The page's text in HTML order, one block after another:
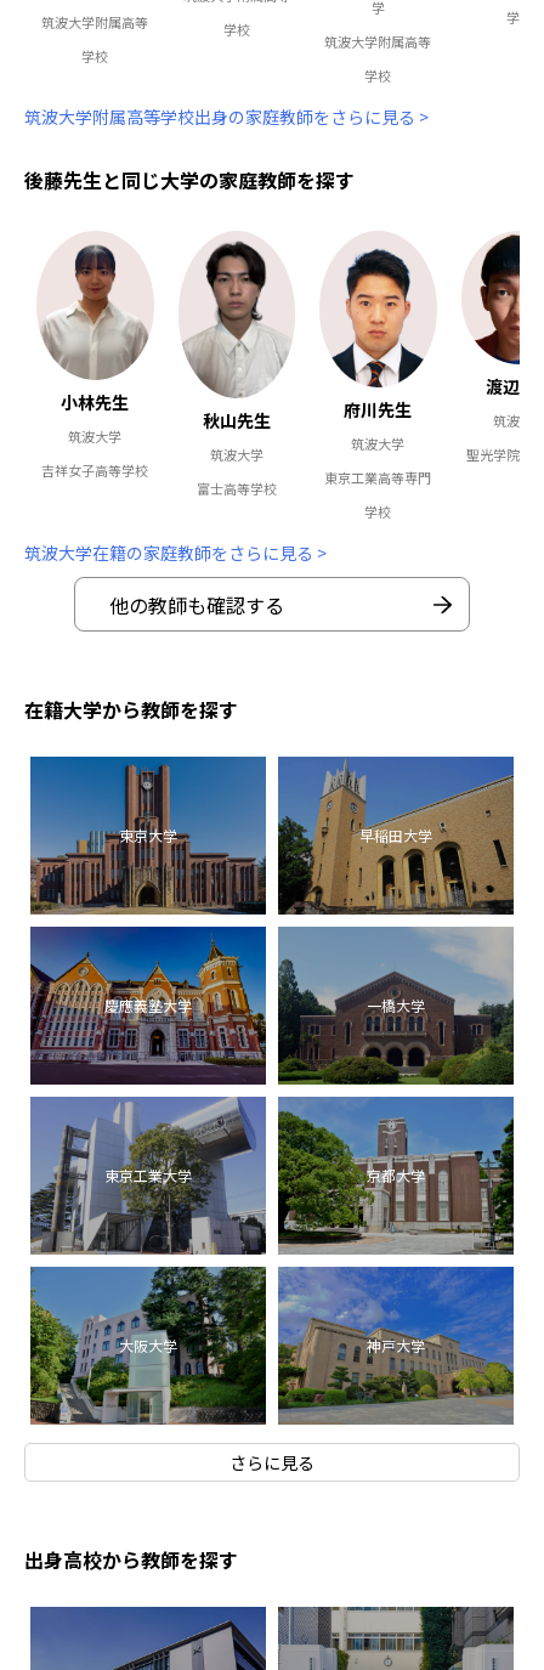
筑波大学附属高等
学校
学校
学
筑波大学附属高等
学校
学校
筑波大学附属高等学校出身の家庭教師をさらに見る >
後藤先生と同じ大学の家庭教師を探す
小林先生
筑波大学
吉祥女子高等学校
秋山先生
筑波大学
富士高等学校
府川先生
筑波大学
東京工業高等専門
学校
渡辺先
筑波大
聖光学院高
筑波大学在籍の家庭教師をさらに見る >
他の教師も確認する
在籍大学から教師を探す
東京大学 早稲田大学
慶應義塾大学 一橋大学
東京工業大学 京都大学
大阪大学 神戸大学
さらに見る
出身高校から教師を探す